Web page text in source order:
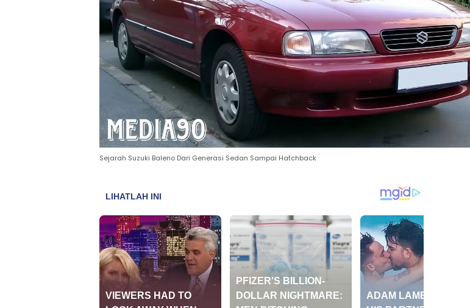
Sejarah Suzuki Baleno Dari Generasi Sedan Sampai Hatchback